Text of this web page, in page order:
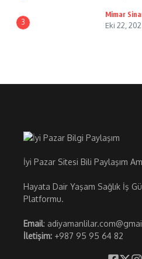
3
Mimar
Eki 22,
İyi Pazar Sitesi Bili Paylaşım
Hayata Dair Yaşam Sağlık İş
Platformu.
Email:
İletişim: +987 95 95 64 82